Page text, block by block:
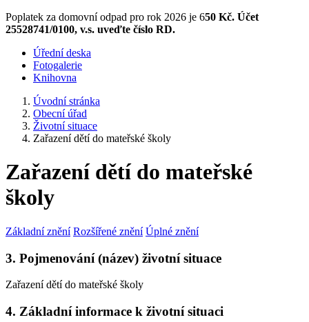
Poplatek za domovní odpad pro rok 2026 je 650 Kč. Účet
25528741/0100, v.s. uveďte číslo RD.
Úřední deska
Fotogalerie
Knihovna
Úvodní stránka
Obecní úřad
Životní situace
Zařazení dětí do mateřské školy
Zařazení dětí do mateřské
školy
Základní znění Rozšířené znění Úplné znění
3. Pojmenování (název) životní situace
Zařazení dětí do mateřské školy
4. Základní informace k životní situaci